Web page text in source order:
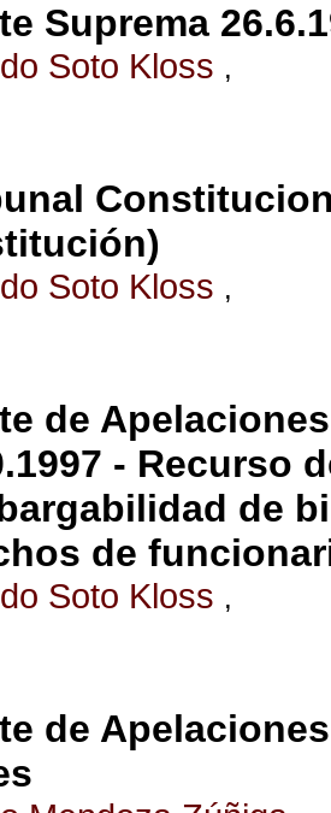
Suprema
Soto Kloss ,
Soto Kloss ,
de
- Recurso
de
de
Soto Kloss ,
de